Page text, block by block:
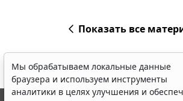
Показать все
Мы обрабатываем локальные данные
браузера и используем инструменты
аналитики в целях улучшения и